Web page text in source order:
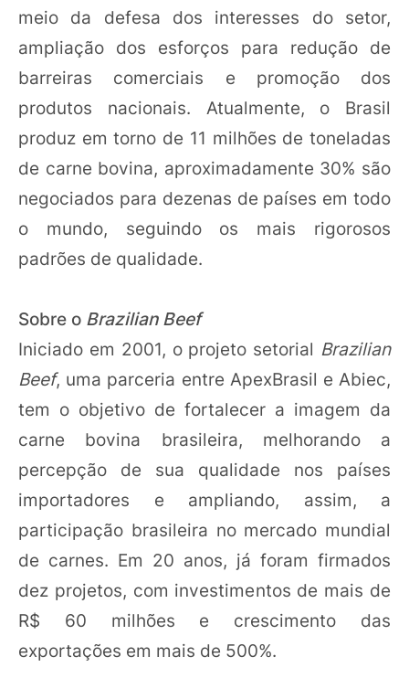
meio da defesa dos interesses do setor,
ampliação dos esforços para redução de
barreiras comerciais e promoção dos
produtos nacionais. Atualmente, o Brasil
produz em torno de 11 milhões de toneladas
de carne bovina, aproximadamente 30% são
negociados para dezenas de países em todo
o mundo, seguindo os mais rigorosos
padrões de qualidade.
Sobre o Brazilian Beef
Iniciado em 2001, o projeto setorial Brazilian
Beef, uma parceria entre ApexBrasil e Abiec,
tem o objetivo de fortalecer a imagem da
carne bovina brasileira, melhorando a
percepção de sua qualidade nos países
importadores e ampliando, assim, a
participação brasileira no mercado mundial
de carnes. Em 20 anos, já foram firmados
dez projetos, com investimentos de mais de
R$ 60 milhões e crescimento das
exportações em mais de 500%.